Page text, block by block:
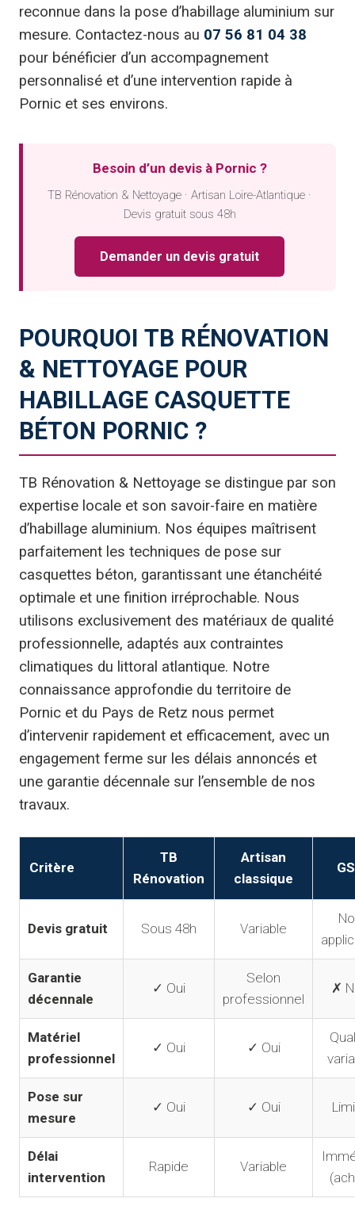
reconnue dans la pose d’habillage aluminium sur
mesure. Contactez-nous au 07 56 81 04 38
pour bénéficier d’un accompagnement
personnalisé et d’une intervention rapide à
Pornic et ses environs.
Besoin d’un devis à Pornic ?
TB Rénovation & Nettoyage · Artisan Loire-Atlantique ·
Devis gratuit sous 48h
Demander un devis gratuit
POURQUOI TB RÉNOVATION
& NETTOYAGE POUR
HABILLAGE CASQUETTE
BÉTON PORNIC ?
TB Rénovation & Nettoyage se distingue par son
expertise locale et son savoir-faire en matière
d’habillage aluminium. Nos équipes maîtrisent
parfaitement les techniques de pose sur
casquettes béton, garantissant une étanchéité
optimale et une finition irréprochable. Nous
utilisons exclusivement des matériaux de qualité
professionnelle, adaptés aux contraintes
climatiques du littoral atlantique. Notre
connaissance approfondie du territoire de
Pornic et du Pays de Retz nous permet
d’intervenir rapidement et efficacement, avec un
engagement ferme sur les délais annoncés et
une garantie décennale sur l’ensemble de nos
travaux.
Critère
TB
Rénovation
Artisan
classique
Devis gratuit Sous 48h Variable
Garantie
décennale
✓ Oui
Selon
professionnel
✗
Matériel
professionnel
✓ Oui ✓ Oui
Pose sur
mesure
✓ Oui ✓ Oui
Délai
intervention
Rapide Variable